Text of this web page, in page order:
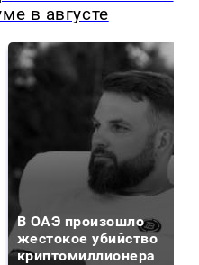
в августе
В ОАЭ произошло
жестокое убийство
криптомиллионера